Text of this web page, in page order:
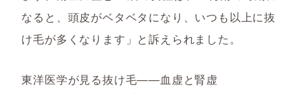
なると、頭皮がベタベタになり、いつも以上に抜
け毛が多くなります」と訴えられました。
東洋医学が見る抜け毛――血虚と腎虚